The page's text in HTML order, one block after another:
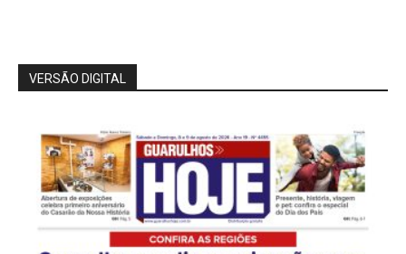
VERSÃO DIGITAL